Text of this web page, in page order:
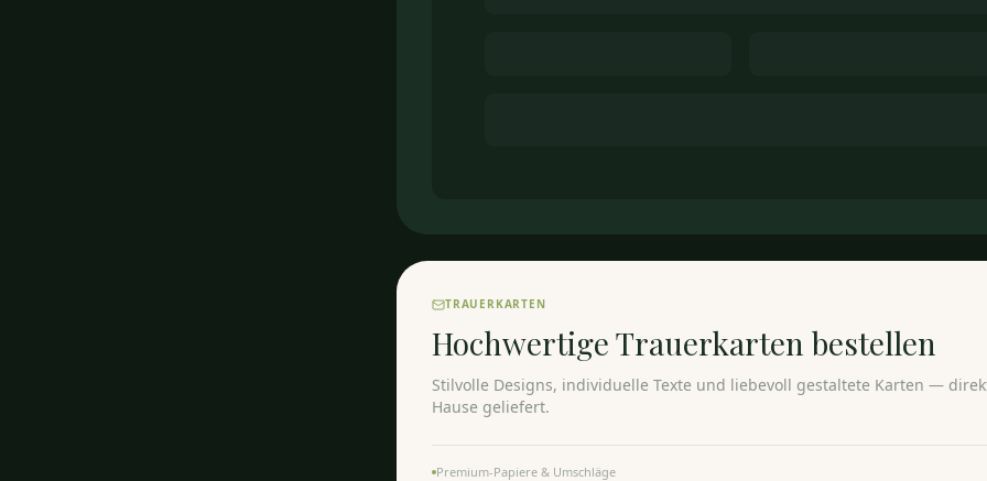
TRAUERKARTEN
Hochwertige Trauerkarten bestellen
Stilvolle Designs, individuelle Texte und liebevoll gestaltete Karten —
Hause geliefert.
Premium-Papiere & Umschläge